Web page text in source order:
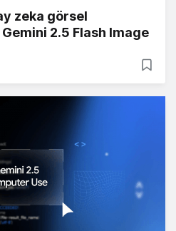
zeka görsel
2.5 Flash Image